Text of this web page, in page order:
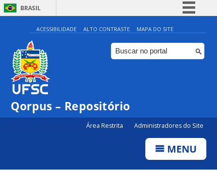
BRASIL
Simplifique!
Comunica BR
Participe
ACESSIBILIDADE ALTO CONTRASTE MAPA DO SITE
Qorpus – Repositório
Área Restrita Administradores do Site
MENU